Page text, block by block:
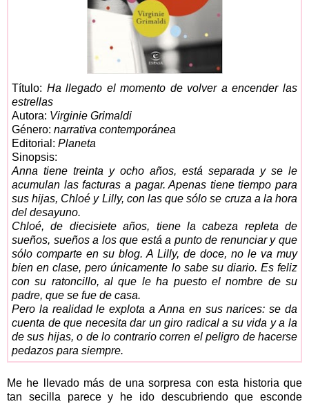
Título: Ha llegado el momento de volver a encender las
estrellas
Autora: Virginie Grimaldi
Género: narrativa contemporánea
Editorial: Planeta
Sinopsis:
Anna tiene treinta y ocho años, está separada y se le
acumulan las facturas a pagar. Apenas tiene tiempo para
sus hijas, Chloé y Lilly, con las que sólo se cruza a la hora
del desayuno.
Chloé, de diecisiete años, tiene la cabeza repleta de
sueños, sueños a los que está a punto de renunciar y que
sólo comparte en su blog. A Lilly, de doce, no le va muy
bien en clase, pero únicamente lo sabe su diario. Es feliz
con su ratoncillo, al que le ha puesto el nombre de su
padre, que se fue de casa.
Pero la realidad le explota a Anna en sus narices: se da
cuenta de que necesita dar un giro radical a su vida y a la
de sus hijas, o de lo contrario corren el peligro de hacerse
pedazos para siempre.
Me he llevado más de una sorpresa con esta historia que
tan secilla parece y he ido descubriendo que esconde